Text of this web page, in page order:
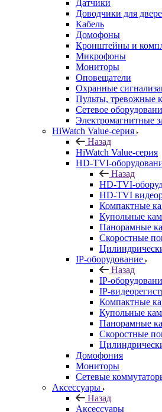
Датчики
Доводчики для
Кабель
Домофоны
Кронштейны и
Микрофоны
Мониторы
Оповещатели
Охранные
Пульты, тревожные
Сетевое
Электромагнитные
HiWatch Value-серия
Назад
HiWatch Value-серия
HD-TVI-
Назад
HD-TVI-
HD-TVI
Компактные
Купольные
Панорамные
Скоростные
IP-оборудование
Назад
IP-
IP-
Компактные
Купольные
Панорамные
Скоростные
Домофония
Мониторы
Сетевые
Аксессуары
Назад
Аксессуары